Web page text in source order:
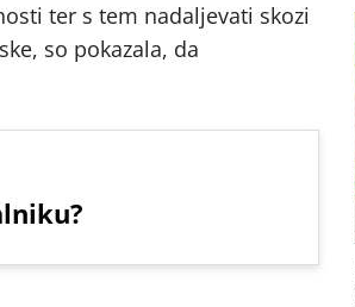
ter s tem nadaljevati skozi
so pokazala, da